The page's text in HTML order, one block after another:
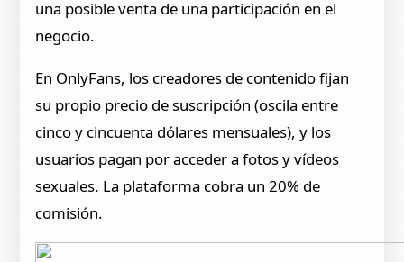
una posible venta de una participación en el
negocio.
En OnlyFans, los creadores de contenido fijan
su propio precio de suscripción (oscila entre
cinco y cincuenta dólares mensuales), y los
usuarios pagan por acceder a fotos y vídeos
sexuales. La plataforma cobra un 20% de
comisión.